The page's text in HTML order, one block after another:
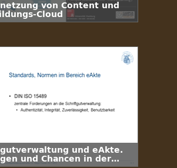
von Content und
Cloud
und eAkte.
und Chancen in der